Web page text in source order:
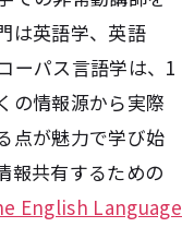
は英語学、英語
ーパス言語学は、1
の情報源から実際
点が魅力で学び始
報共有するための
English Language